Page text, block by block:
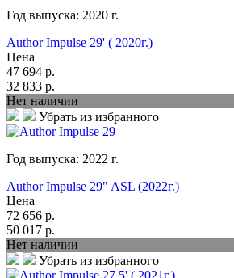
Год выпуска: 2020 г.
Author Impulse 29' ( 2020г.)
Цена
47 694 р.
32 833 р.
Нет наличии
Убрать из избранного
Год выпуска: 2022 г.
Author Impulse 29" ASL (2022г.)
Цена
72 656 р.
50 017 р.
Нет наличии
Убрать из избранного